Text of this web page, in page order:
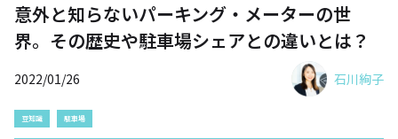
意外と知らないパーキング・メーターの世
界。その歴史や駐車場シェアとの違いとは？
2022/01/26 石川絢子
豆知識 駐車場